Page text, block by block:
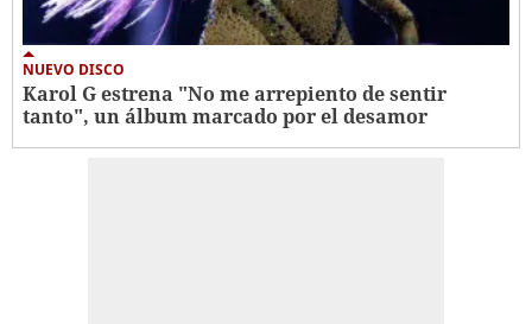
NUEVO DISCO
Karol G estrena "No me arrepiento de sentir
tanto", un álbum marcado por el desamor